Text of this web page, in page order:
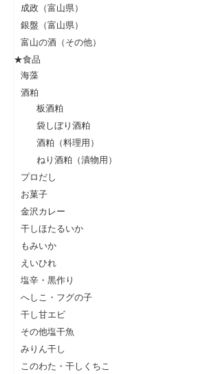
成政（富山県）
銀盤（富山県）
富山の酒（その他）
★食品
海藻
酒粕
板酒粕
袋しぼり酒粕
酒粕（料理用）
ねり酒粕（漬物用）
プロだし
お菓子
金沢カレー
干しほたるいか
もみいか
えいひれ
塩辛・黒作り
へしこ・フグの子
干し甘エビ
その他塩干魚
みりん干し
このわた・干しくちこ